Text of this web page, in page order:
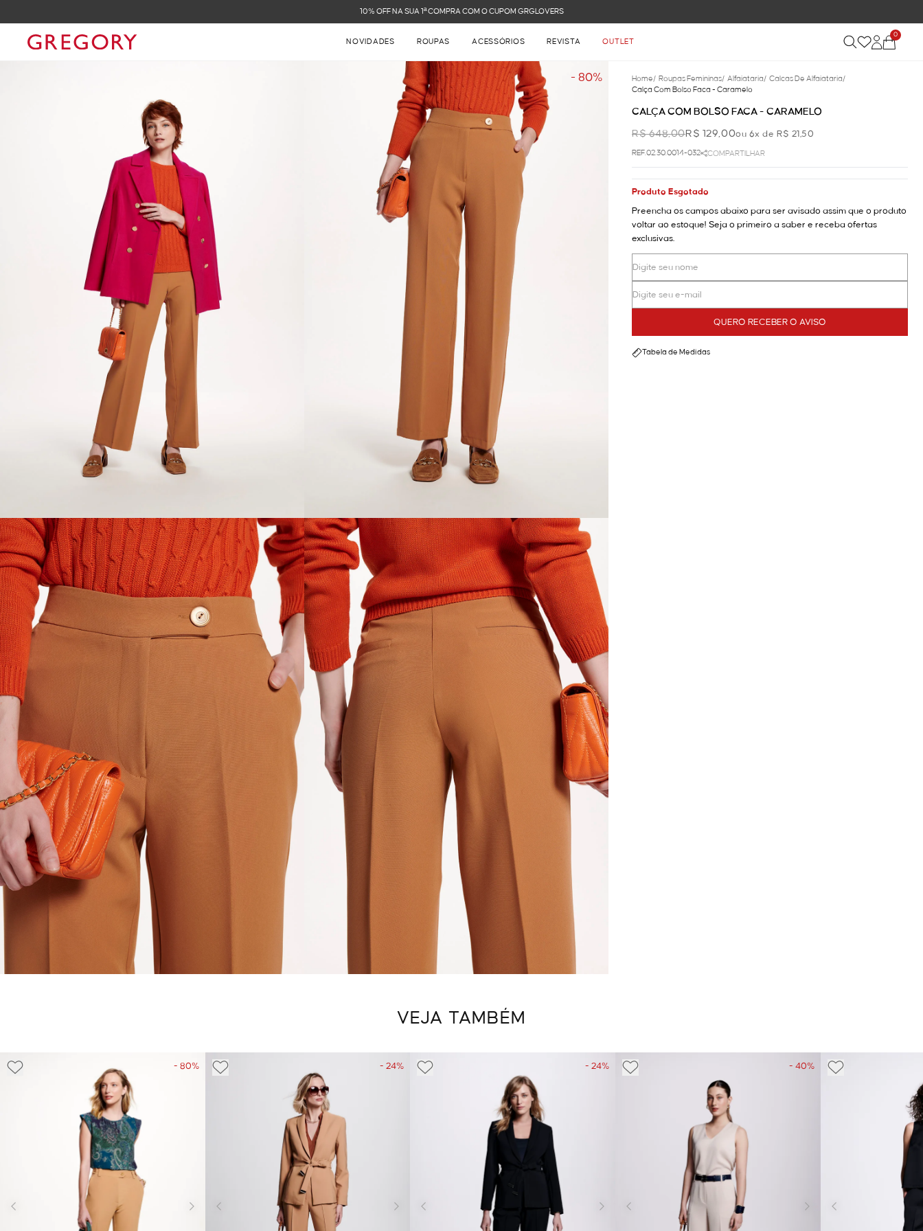
FRETE GRÁTIS NAS COMPRAS ACIMA DE R$ 899
NOVIDADES ROUPAS ACESSÓRIOS REVISTA OUTLET
0
- 80% Home/ Roupas Femininas/ Alfaiataria/ Calcas De Alfaiataria/
Calça Com Bolso Faca - Caramelo
CALÇA COM BOLSO FACA - CARAMELO
R$ 648,00R$ 129,00ou 6x de R$ 21,50
REF.02.30.0014-032 COMPARTILHAR
Produto Esgotado
Preencha os campos abaixo para ser avisado assim que o produto
voltar ao estoque! Seja o primeiro a saber e receba ofertas
exclusivas.
QUERO RECEBER O AVISO
Tabela de Medidas
VEJA TAMBÉM
- 80% - 24% - 24% - 40%